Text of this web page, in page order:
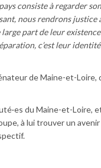
consiste à regarder
nous rendrons justice
part de leur
c’est leur
de Maine-et-
du Maine-et-Loire,
à lui trouver un